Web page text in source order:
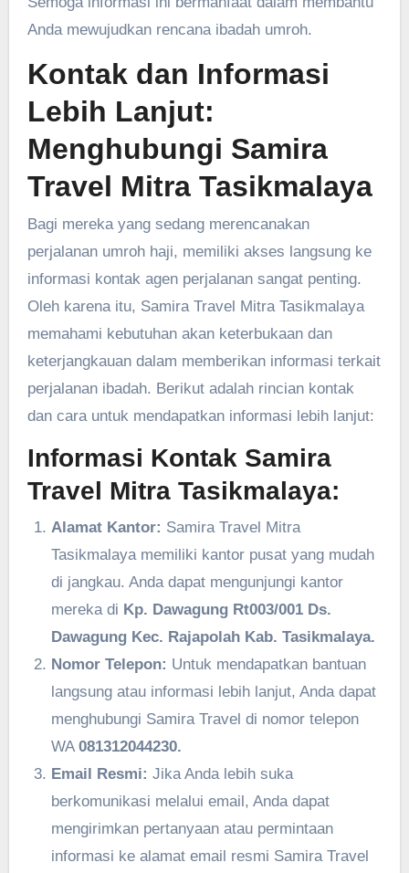
Anda mewujudkan rencana ibadah umroh.
Kontak dan Informasi
Lebih Lanjut:
Menghubungi Samira
Travel Mitra Tasikmalaya
Bagi mereka yang sedang merencanakan
perjalanan umroh haji, memiliki akses langsung ke
informasi kontak agen perjalanan sangat penting.
Oleh karena itu, Samira Travel Mitra Tasikmalaya
memahami kebutuhan akan keterbukaan dan
keterjangkauan dalam memberikan informasi terkait
perjalanan ibadah. Berikut adalah rincian kontak
dan cara untuk mendapatkan informasi lebih lanjut:
Informasi Kontak Samira
Travel Mitra Tasikmalaya:
Alamat Kantor: Samira Travel Mitra
Tasikmalaya memiliki kantor pusat yang mudah
di jangkau. Anda dapat mengunjungi kantor
mereka di Kp. Dawagung Rt003/001 Ds.
Dawagung Kec. Rajapolah Kab. Tasikmalaya.
Nomor Telepon: Untuk mendapatkan bantuan
langsung atau informasi lebih lanjut, Anda dapat
menghubungi Samira Travel di nomor telepon
WA 081312044230.
Email Resmi: Jika Anda lebih suka
berkomunikasi melalui email, Anda dapat
mengirimkan pertanyaan atau permintaan
informasi ke alamat email resmi Samira Travel